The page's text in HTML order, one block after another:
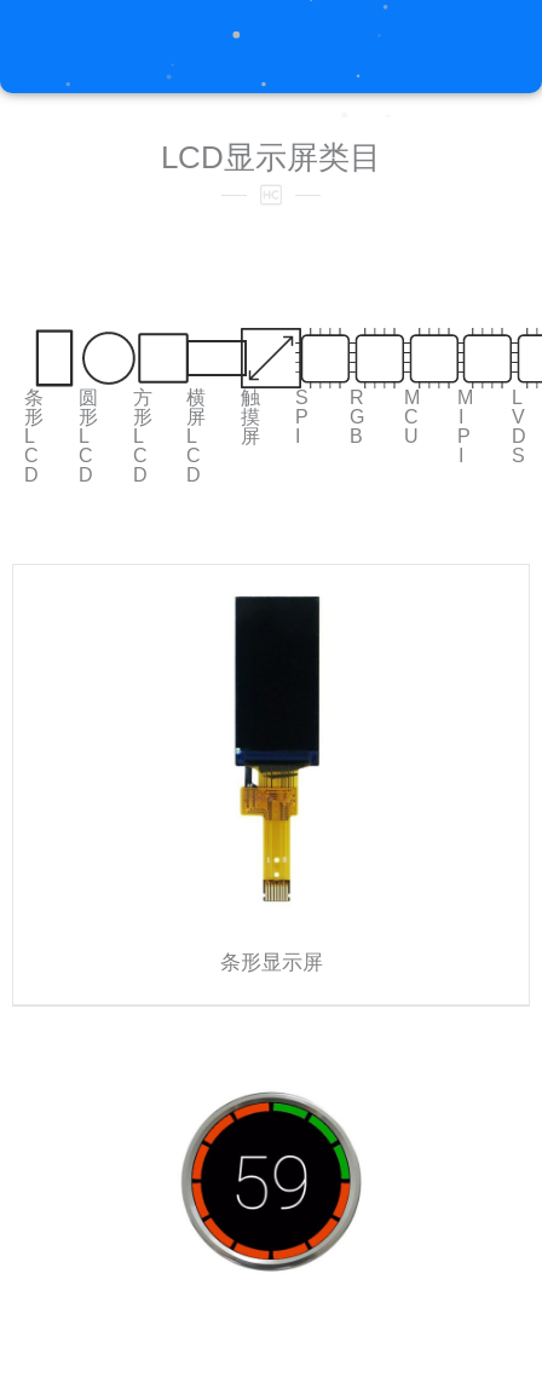
LCD显示屏类目
条
形
L
C
D
圆
形
L
C
D
方
形
L
C
D
横
屏
L
C
D
触
摸
屏
S
P
R
G
B
M
C
U
M
P
L
V
D
S
条形显示屏